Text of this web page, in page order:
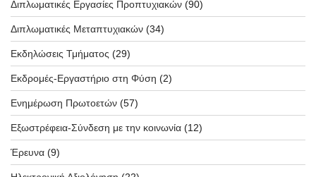
Διπλωματικές Εργασίες Προπτυχιακών (90)
Διπλωματικές Μεταπτυχιακών (34)
Εκδηλώσεις Τμήματος (29)
Εκδρομές-Εργαστήριο στη Φύση (2)
Ενημέρωση Πρωτοετών (57)
Εξωστρέφεια-Σύνδεση με την κοινωνία (12)
Έρευνα (9)